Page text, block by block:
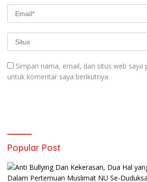
Simpan nama, email, dan situs web saya
untuk komentar saya berikutnya.
Popular Post